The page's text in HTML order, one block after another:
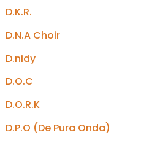
D.K.R.
D.N.A Choir
D.nidy
D.O.C
D.O.R.K
D.P.O (De Pura Onda)